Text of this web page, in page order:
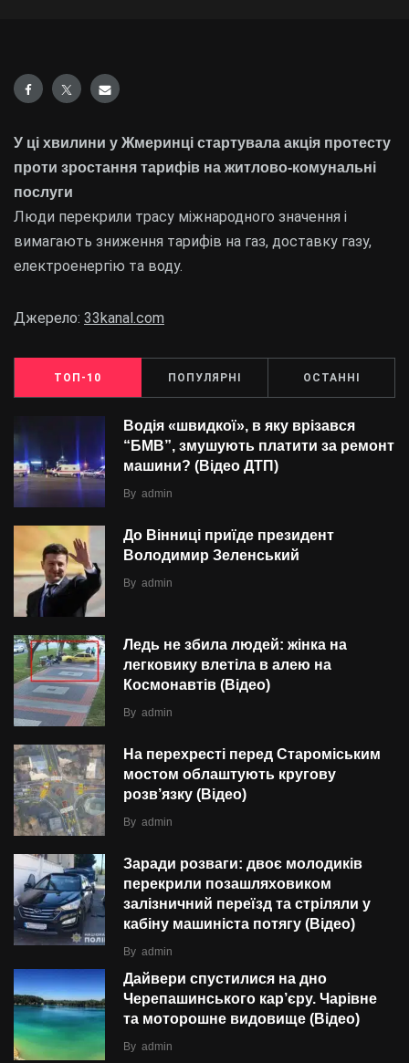
У ці хвилини у Жмеринці стартувала акція протесту
проти зростання тарифів на житлово-комунальні
послуги
Люди перекрили трасу міжнародного значення і
вимагають зниження тарифів на газ, доставку газу,
електроенергію та воду.
Джерело: 33kanal.com
ТОП-10 ПОПУЛЯРНІ ОСТАННІ
Водія «швидкої», в яку врізався
“БMВ”, змушують платити за ремонт
машини? (Відео ДТП)
By admin
До Вінниці приїде президент
Володимир Зеленський
By admin
Ледь не збила людей: жінка на
легковику влетіла в алею на
Космонавтів (Відео)
By admin
На перехресті перед Староміським
мостом облаштують кругову
розв’язку (Відео)
By admin
Заради розваги: двоє молодиків
перекрили позашляховиком
залізничний переїзд та стріляли у
кабіну машиніста потягу (Відео)
By admin
Дайвери спустилися на дно
Черепашинського кар’єру. Чарівне
та моторошне видовище (Відео)
By admin